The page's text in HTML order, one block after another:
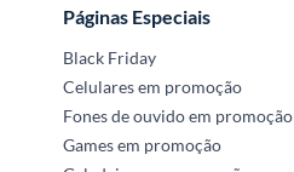
Páginas Especiais
Black Friday
Celulares em promoção
Fones de ouvido em promoção
Games em promoção